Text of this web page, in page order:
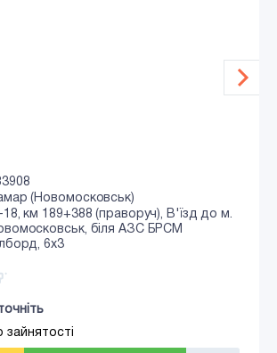
(Новомосковськ)
км 189+388 (праворуч), В'їзд до м.
біля АЗС БРСМ
6х3
зайнятості